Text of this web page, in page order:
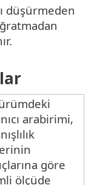
düşürmeden
arabirimi,
göre
ölçüde